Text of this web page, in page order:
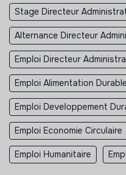
Stage Directeur
Alternance Directeur
Emploi Directeur
Emploi Alimentation Durable
Emploi Developpement
Emploi Economie Circulaire
Emploi Humanitaire